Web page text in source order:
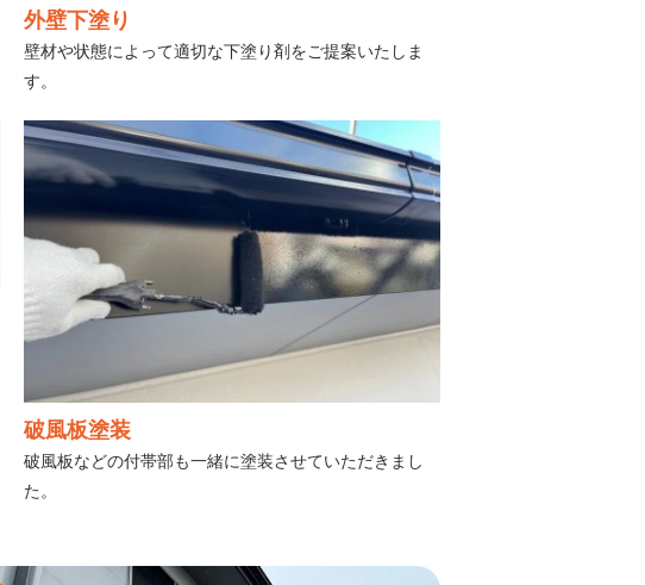
外壁下塗り
壁材や状態によって適切な下塗り剤をご提案いたしま
す。
破風板塗装
破風板などの付帯部も一緒に塗装させていただきまし
た。